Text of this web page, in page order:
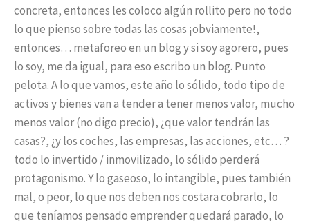
concreta, entonces les coloco algún rollito pero no todo
lo que pienso sobre todas las cosas ¡obviamente!,
entonces… metaforeo en un blog y si soy agorero, pues
lo soy, me da igual, para eso escribo un blog. Punto
pelota. A lo que vamos, este año lo sólido, todo tipo de
activos y bienes van a tender a tener menos valor, mucho
menos valor (no digo precio), ¿que valor tendrán las
casas?, ¿y los coches, las empresas, las acciones, etc… ?
todo lo invertido / inmovilizado, lo sólido perderá
protagonismo. Y lo gaseoso, lo intangible, pues también
mal, o peor, lo que nos deben nos costara cobrarlo, lo
que teníamos pensado emprender quedará parado, lo